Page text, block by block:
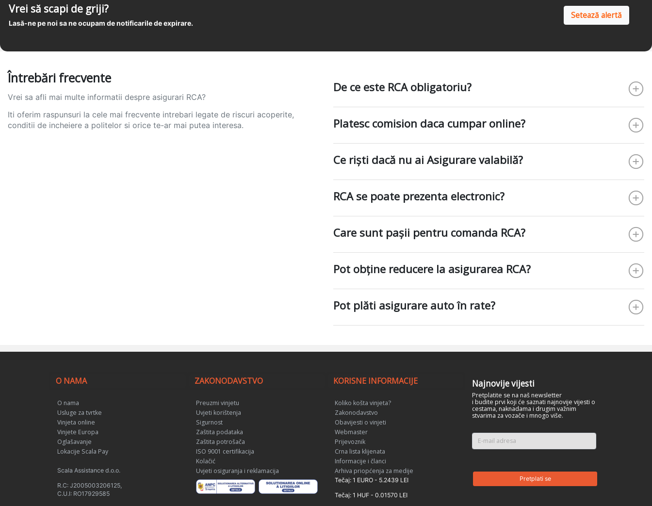
Vrei să scapi de griji?
Lasă-ne pe noi sa ne ocupam de notificarile de expirare.
Setează alertă
Întrebări frecvente
Vrei sa afli mai multe informatii despre asigurari RCA?
Iti oferim raspunsuri la cele mai frecvente intrebari legate de riscuri acoperite,
conditii de incheiere a politelor si orice te-ar mai putea interesa.
De ce este RCA obligatoriu?
Platesc comision daca cumpar online?
Ce riști dacă nu ai Asigurare valabilă?
RCA se poate prezenta electronic?
Care sunt pașii pentru comanda RCA?
Pot obține reducere la asigurarea RCA?
Pot plăti asigurare auto în rate?
O NAMA
O nama
Usluge za tvrtke
Vinjeta online
Vinjete Europa
Oglašavanje
Lokacije Scala Pay
Scala Assistance d.o.o.
R.C: J2005003206125,
C.U.I: RO17929585
ZAKONODAVSTVO
Preuzmi vinjetu
Uvjeti korištenja
Sigurnost
Zaštita podataka
Zaštita potrošača
ISO 9001 certifikacija
Kolačić
Uvjeti osiguranja i reklamacija
KORISNE INFORMACIJE
Koliko košta vinjeta?
Zakonodavstvo
Obavijesti o vinjeti
Webmaster
Prijevoznik
Crna lista klijenata
Informacije i članci
Arhiva priopćenja za medije
Tečaj: 1 EURO - 5.2439 LEI
Tečaj: 1 HUF - 0.01570 LEI
Najnovije vijesti
Pretplatite se na naš newsletter
i budite prvi koji će saznati najnovije vijesti o
cestama, naknadama i drugim važnim
stvarima za vozače i mnogo više.